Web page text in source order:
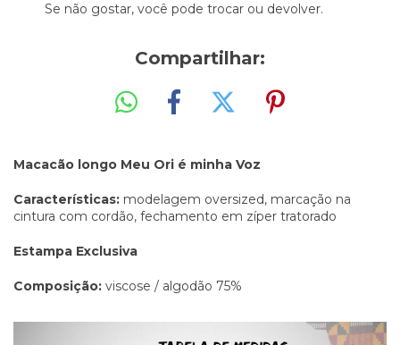
Se não gostar, você pode trocar ou devolver.
Compartilhar:
Macacão longo Meu Ori é minha Voz
Características: modelagem oversized, marcação na
cintura com cordão, fechamento em zíper tratorado
Estampa Exclusiva
Composição: viscose / algodão 75%